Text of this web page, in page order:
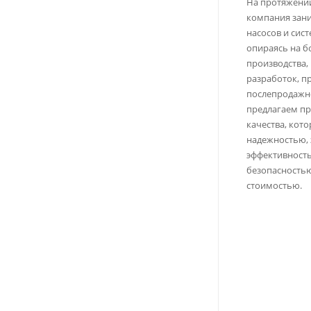
компания
насосов и
опираясь на
разработок,
предлагаем
качества,
надежностью,
стоимостью.